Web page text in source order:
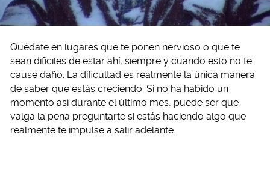
Quédate en lugares que te ponen nervioso o que te
sean difíciles de estar ahí, siempre y cuando esto no te
cause daño. La dificultad es realmente la única manera
de saber que estás creciendo. Si no ha habido un
momento así durante el último mes, puede ser que
valga la pena preguntarte si estás haciendo algo que
realmente te impulse a salir adelante.